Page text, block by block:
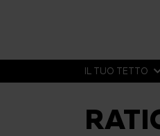
IL TUO TETTO